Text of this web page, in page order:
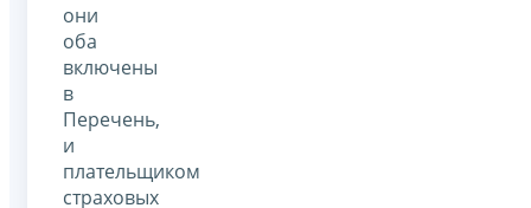
они
оба
включены
в
Перечень,
и
плательщиком
страховых